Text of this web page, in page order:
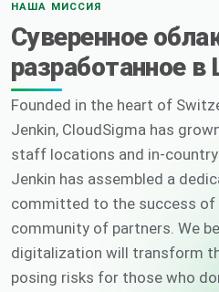
НАША МИССИЯ
Суверенное
разработанное
Founded in the heart of
Jenkin, CloudSigma has
staff locations and in-
Jenkin has assembled a
committed to the success of
community of partners. We
digitalization will transform
posing risks for those who